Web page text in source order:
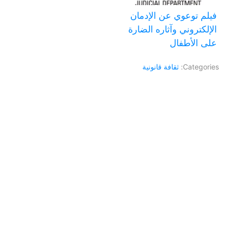
فيلم توعوي عن الإدمان
الإلكتروني وآثاره الضارة
على الأطفال
Categories: ثقافة قانونية